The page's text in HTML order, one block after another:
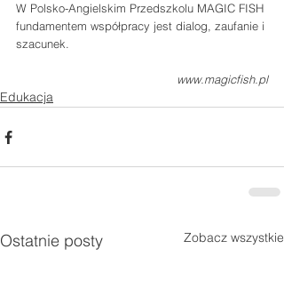
W Polsko-Angielskim Przedszkolu MAGIC FISH
fundamentem współpracy jest dialog, zaufanie i
szacunek.
www.magicfish.pl
Edukacja
Ostatnie posty Zobacz wszystkie